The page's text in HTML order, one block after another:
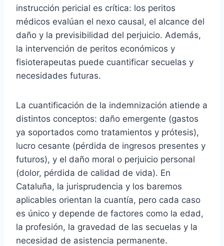
instrucción pericial es crítica: los peritos
médicos evalúan el nexo causal, el alcance del
daño y la previsibilidad del perjuicio. Además,
la intervención de peritos económicos y
fisioterapeutas puede cuantificar secuelas y
necesidades futuras.
La cuantificación de la indemnización atiende a
distintos conceptos: daño emergente (gastos
ya soportados como tratamientos y prótesis),
lucro cesante (pérdida de ingresos presentes y
futuros), y el daño moral o perjuicio personal
(dolor, pérdida de calidad de vida). En
Cataluña, la jurisprudencia y los baremos
aplicables orientan la cuantía, pero cada caso
es único y depende de factores como la edad,
la profesión, la gravedad de las secuelas y la
necesidad de asistencia permanente.